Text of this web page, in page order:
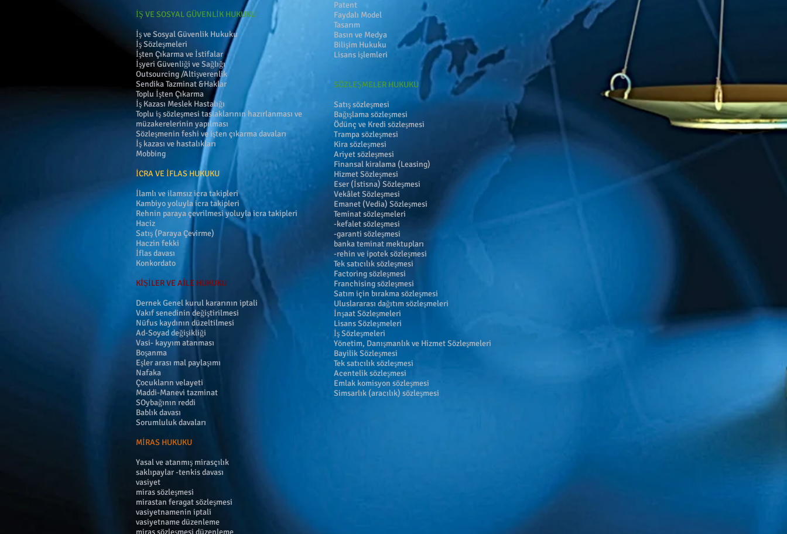
İŞ VE SOSYAL GÜVENLİK HUKUKU
İş ve Sosyal Güvenlik Hukuku
İş Sözleşmeleri
İşten Çıkarma ve İstifalar
İşyeri Güvenliği ve Sağlığı
Outsourcing /Altişverenlik
Sendika Tazminat &Haklar
Toplu İşten Çıkarma
İş Kazası Meslek Hastalığı
Toplu iş sözleşmesi taslaklarının hazırlanması ve
müzakerelerinin yapılması
Sözleşmenin feshi ve işten çıkarma davaları
İş kazası ve hastalıkları
Mobbing
İCRA VE İFLAS HUKUKU
İlamlı ve ilamsız icra takipleri
Kambiyo yoluyla icra takipleri
Rehnin paraya çevrilmesi yoluyla icra takipleri
Haciz
Satış (Paraya Çevirme)
Haczin fekki
İflas davası
Konkordato
​KİŞİLER VE AİLE HUKUKU
Dernek Genel kurul kararının iptali
Vakıf senedinin değiştirilmesi
Nüfus kaydının düzeltilmesi
Ad-Soyad değişikliği
Vasi- kayyım atanması
Boşanma
Eşler arası mal paylaşımı
Nafaka
Çocukların velayeti
Maddi-Manevi tazminat
SOybağının reddi
Bablık davası
Sorumluluk davaları
MİRAS HUKUKU
Yasal ve atanmış mirasçılık
saklıpaylar -tenkis davası
vasiyet
miras sözleşmesi
mirastan feragat sözleşmesi
vasiyetnamenin iptali
vasiyetname düzenleme
miras sözleşmesi düzenleme
Patent
Faydalı Model
Tasarım
Basın ve Medya
Bilişim Hukuku
Lisans işlemleri
SÖZLEŞMELER HUKUKU
Satış sözleşmesi
Bağışlama sözleşmesi
Ödünç ve Kredi sözleşmesi
Trampa sözleşmesi
Kira sözleşmesi
Ariyet sözleşmesi
Finansal kiralama (Leasing)
Hizmet Sözleşmesi
Eser (İstisna) Sözleşmesi
Vekâlet Sözleşmesi
Emanet (Vedia) Sözleşmesi
Teminat sözleşmeleri
-kefalet sözleşmesi
-garanti sözleşmesi
banka teminat mektupları
-rehin ve ipotek sözleşmesi
Tek satıcılık sözleşmesi
Factoring sözleşmesi
Franchising sözleşmesi
Satım için bırakma sözleşmesi
Uluslararası dağıtım sözleşmeleri
İnşaat Sözleşmeleri
Lisans Sözleşmeleri
İş Sözleşmeleri
Yönetim, Danışmanlık ve Hizmet Sözleşmeleri
Bayilik Sözleşmesi
Tek satıcılık sözleşmesi
Acentelik sözleşmesi
Emlak komisyon sözleşmesi
Simsarlık (aracılık) sözleşmesi